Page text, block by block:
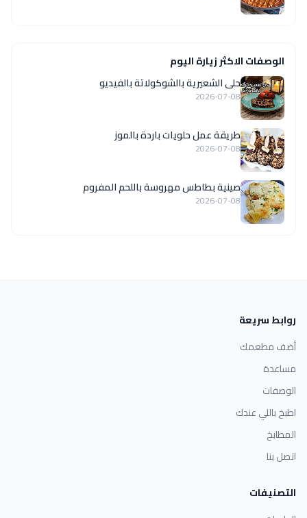
الوصفات الاكثر زيارة اليوم
حلى الشعيرية بالشوكولاتة بالفيديو
2026-07-08
طريقة عمل حلويات باردة بالموز
2026-07-08
صينية بطاطس مهروسة باللحم المفروم
2026-07-08
روابط سريعة
أضف مطعمك
مساعدة
الوصفات
اطبخ باللي عندك
المطابخ
اتصل بنا
التصنيفات